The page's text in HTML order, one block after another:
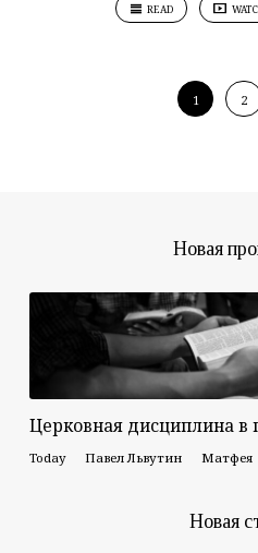
READ
1 2
Новая
Церковная дисциплина в
Today Павел Львутин Матфея
Новая